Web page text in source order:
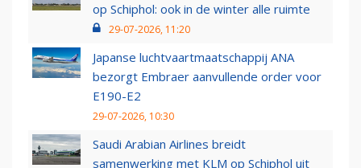
op Schiphol: ook in de winter alle ruimte
29-07-2026, 11:20
Japanse luchtvaartmaatschappij ANA
bezorgt Embraer aanvullende order voor
E190-E2
29-07-2026, 10:30
Saudi Arabian Airlines breidt
samenwerking met KLM op Schiphol uit